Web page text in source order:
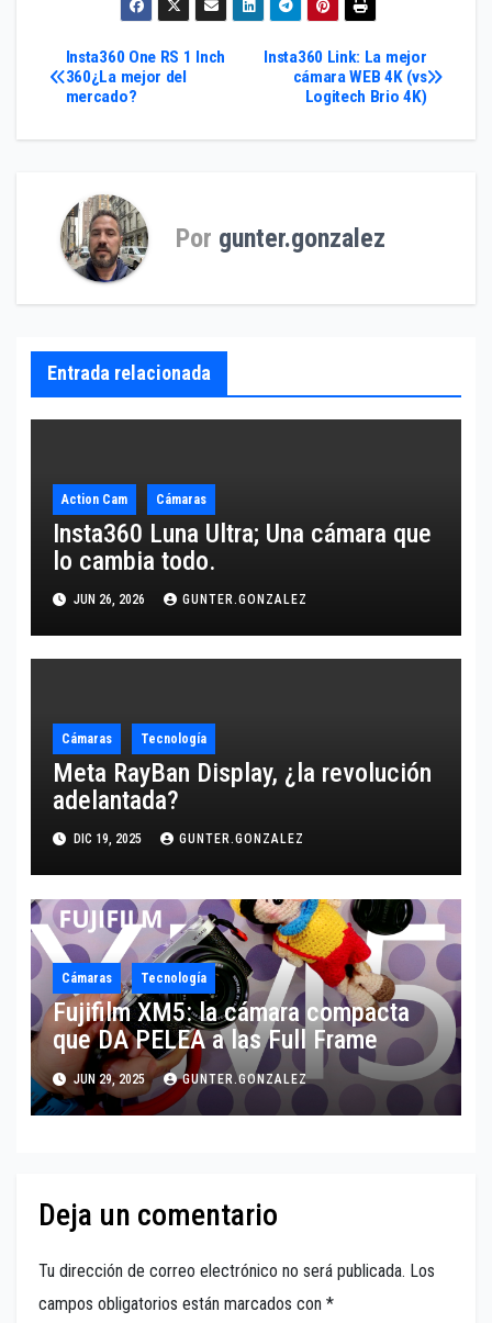
Navegación
de
Insta360 Link: La mejor
cámara WEB 4K (vs
Logitech Brio 4K)
Insta360 One RS 1 Inch
360¿La mejor del
mercado?
Por gunter.gonzalez
Entrada relacionada
Action Cam Cámaras
Insta360 Luna Ultra; Una cámara que
lo cambia todo.
JUN 26, 2026 GUNTER.GONZALEZ
Cámaras Tecnología
Meta RayBan Display, ¿la revolución
adelantada?
DIC 19, 2025 GUNTER.GONZALEZ
Cámaras Tecnología
Fujifilm XM5: la cámara compacta
que DA PELEA a las Full Frame
JUN 29, 2025 GUNTER.GONZALEZ
Deja un comentario
Tu dirección de correo electrónico no será publicada. Los
campos obligatorios están marcados con *